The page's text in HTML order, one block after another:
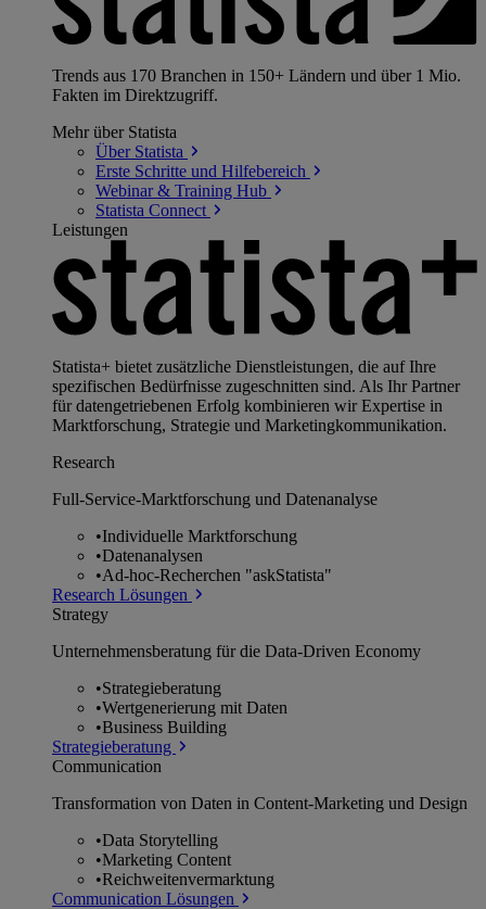
Trends aus 170 Branchen in 150+ Ländern und über 1 Mio.
Fakten im Direktzugriff.
Mehr über Statista
Über Statista
Erste Schritte und Hilfebereich
Webinar & Training Hub
Statista Connect
Leistungen
Statista+ bietet zusätzliche Dienstleistungen, die auf Ihre
spezifischen Bedürfnisse zugeschnitten sind. Als Ihr Partner
für datengetriebenen Erfolg kombinieren wir Expertise in
Marktforschung, Strategie und Marketingkommunikation.
Research
Full-Service-Marktforschung und Datenanalyse
•Individuelle Marktforschung
•Datenanalysen
•Ad-hoc-Recherchen "askStatista"
Research Lösungen
Strategy
Unternehmens­beratung für die Data-Driven Economy
•Strategieberatung
•Wertgenerierung mit Daten
•Business Building
Strategieberatung
Communication
Transformation von Daten in Content-Marketing und Design
•Data Storytelling
•Marketing Content
•Reichweitenvermarktung
Communication Lösungen